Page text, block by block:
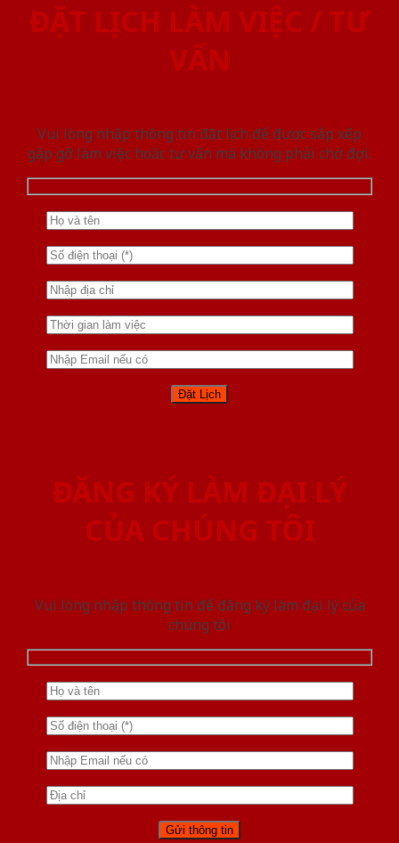
ĐẶT LỊCH LÀM VIỆC / TƯ
VẤN
Vui lòng nhập thông tin đặt lịch để được sắp xếp
gặp gỡ làm việc hoăc tư vấn mà không phải chờ đợi.
ĐĂNG KÝ LÀM ĐẠI LÝ
CỦA CHÚNG TÔI
Vui lòng nhập thông tin để đăng ký làm đại lý của
chúng tôi